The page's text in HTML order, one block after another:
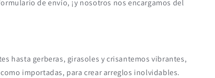
de envío, ¡y nosotros nos encargamos del
hasta gerberas, girasoles y crisantemos vibrantes,
importadas, para crear arreglos inolvidables.